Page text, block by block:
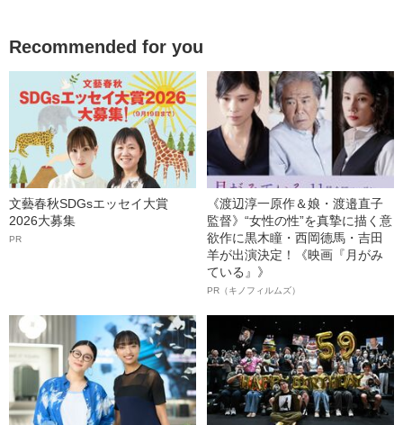
Recommended for you
文藝春秋SDGsエッセイ大賞
2026大募集
PR
《渡辺淳一原作＆娘・渡邉直子
監督》“女性の性”を真摯に描く意
欲作に黒木瞳・西岡德馬・吉田
羊が出演決定！《映画『月がみ
ている』》
PR（キノフィルムズ）